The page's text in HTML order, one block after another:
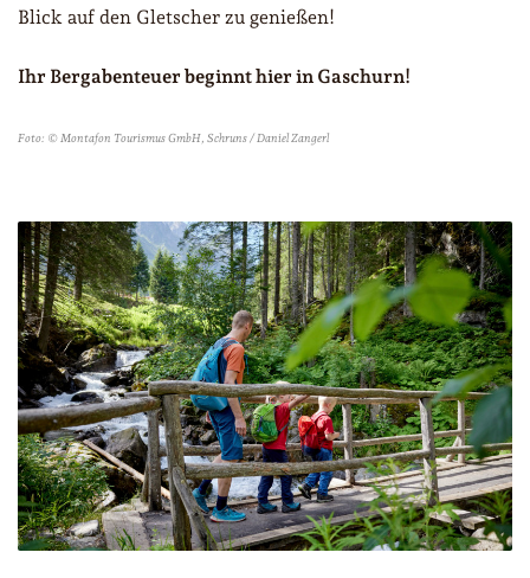
Blick auf den Gletscher zu genießen!
Ihr Bergabenteuer beginnt hier in Gaschurn!
Foto: © Montafon Tourismus GmbH, Schruns / Daniel Zangerl